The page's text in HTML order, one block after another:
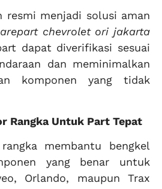
resmi menjadi solusi aman
chevrolet ori jakarta
dapat diverifikasi sesuai
dan meminimalkan
komponen yang tidak
Rangka Untuk Part Tepat
membantu bengkel
yang benar untuk
Orlando, maupun Trax